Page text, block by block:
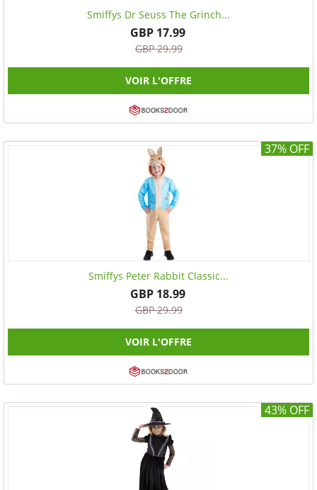
Smiffys Dr Seuss The Grinch...
GBP 17.99
GBP 29.99
VOIR L'OFFRE
37% OFF
Smiffys Peter Rabbit Classic...
GBP 18.99
GBP 29.99
VOIR L'OFFRE
43% OFF